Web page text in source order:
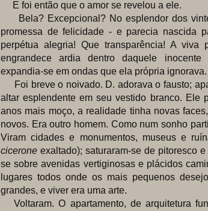
E foi então que o amor se revelou a ele.
Bela? Excepcional? No esplendor dos
promessa de felicidade - e parecia nascida
perpétua alegria! Que transparência! A
engrandece ardia dentro daquele
expandia-se em ondas que ela própria ignorava.
Foi breve o noivado. D. adorava o fausto;
altar esplendente em seu vestido branco. Ele
anos mais moço, a realidade tinha novas
novos. Era outro homem. Como num sonho
Viram cidades e monumentos, museus e
cicerone exaltado); saturaram-se de pitoresco
se sobre avenidas vertiginosas e plácidos
lugares todos onde os mais pequenos
grandes, e viver era uma arte.
Voltaram. O apartamento, de arquitetura